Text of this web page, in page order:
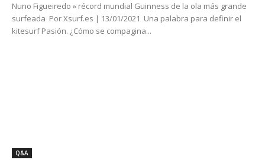
Nuno Figueiredo » récord mundial Guinness de la ola más grande
surfeada Por Xsurf.es | 13/01/2021 Una palabra para definir el
kitesurf Pasión. ¿Cómo se compagina...
Q&A